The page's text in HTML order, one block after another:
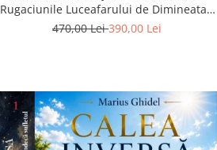
Rugaciunile Luceafarului de Dimineata -
Gratuit)
470,00 Lei390,00 Lei